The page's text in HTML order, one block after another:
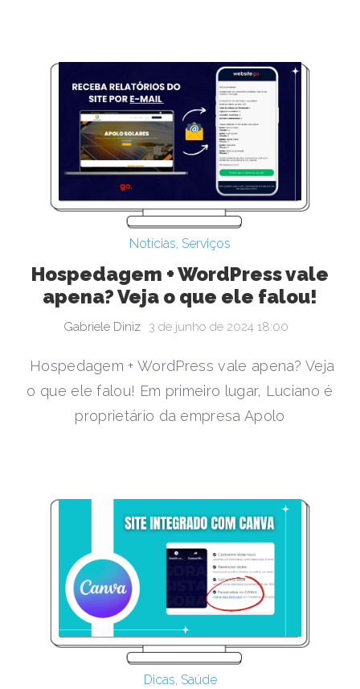
Notícias, Serviços
Hospedagem + WordPress vale
apena? Veja o que ele falou!
Gabriele Diniz 3 de junho de 2024 18:00
Hospedagem + WordPress vale apena? Veja
o que ele falou! Em primeiro lugar, Luciano é
proprietário da empresa Apolo
Dicas, Saúde